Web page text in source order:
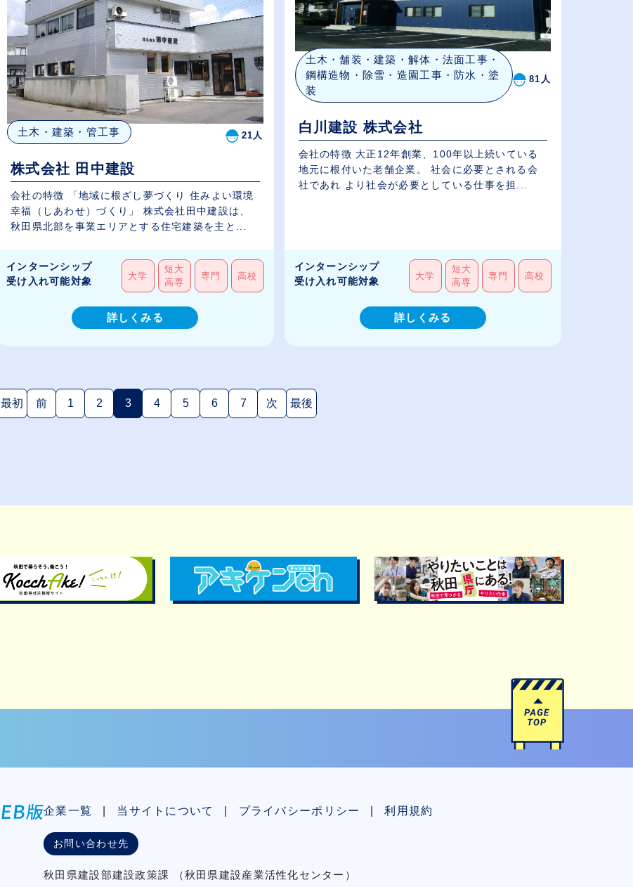
土木・建築・管工事 21人
株式会社 田中建設
会社の特徴 「地域に根ざし夢づくり 住みよい環境
幸福（しあわせ）づくり」 株式会社田中建設は、
秋田県北部を事業エリアとする住宅建築を主と...
インターンシップ
受け入れ可能対象
大学
短大
高専
専門 高校
詳しくみる
土木・舗装・建築・解体・法面工事・
鋼構造物・除雪・造園工事・防水・塗
装
81人
白川建設 株式会社
会社の特徴 大正12年創業、100年以上続いている
地元に根付いた老舗企業。 社会に必要とされる会
社であれ より社会が必要としている仕事を担...
インターンシップ
受け入れ可能対象
大学
短大
高専
専門 高校
詳しくみる
最初 前 1 2 3(現在のページ)
4 5 6 7 次 最後
企業一覧 当サイトについて プライバシーポリシー 利用規約
お問い合わせ先
秋⽥県建設部建設政策課
（秋⽥県建設産業活性化センター）